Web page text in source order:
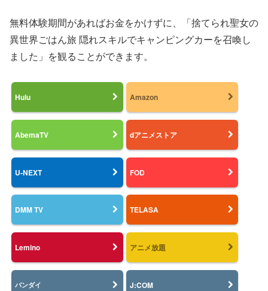
無料体験期間があればお金をかけずに、「捨てられ聖女の
異世界ごはん旅 隠れスキルでキャンピングカーを召喚し
ました」を観ることができます。
Hulu Amazon
AbemaTV dアニメストア
U-NEXT FOD
DMM TV TELASA
Lemino アニメ放題
バンダイ J:COM